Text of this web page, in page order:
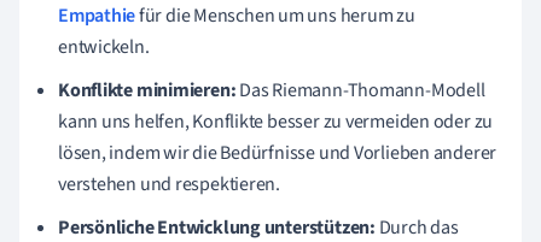
Empathiefür die Menschen um uns herum zu
entwickeln.
Konflikte minimieren:Das Riemann-Thomann-Modell
kann uns helfen, Konflikte besser zu vermeiden oder zu
lösen, indem wir die Bedürfnisse und Vorlieben anderer
verstehen und respektieren.
Persönliche Entwicklung unterstützen: Durch das